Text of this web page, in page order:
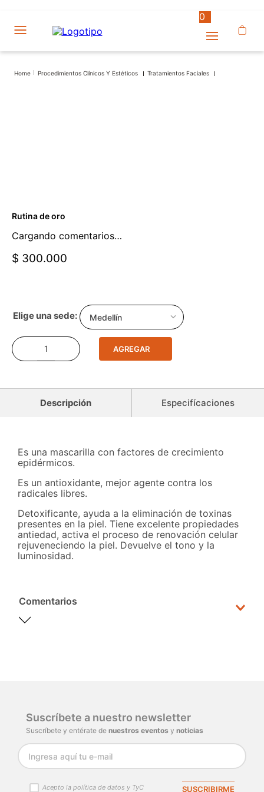
0
Procedimientos Clínicos Y Estéticos Tratamientos Faciales
Rutina de oro
Cargando comentarios…
$ 300.000
Medellín
AGREGAR
Descripción Especifícaciones
Es una mascarilla con factores de crecimiento
epidérmicos.
Es un antioxidante, mejor agente contra los
radicales libres.
Detoxificante, ayuda a la eliminación de toxinas
presentes en la piel. Tiene excelente propiedades
antiedad, activa el proceso de renovación celular
rejuveneciendo la piel. Devuelve el tono y la
luminosidad.
Comentarios
Suscríbete a nuestro newsletter
Suscríbete y entérate de nuestros eventos y noticias
Acepto la política de datos y TyC SUSCRIBIRME